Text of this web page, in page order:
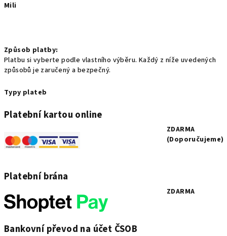
Mili
Způsob platby:
Platbu si vyberte podle vlastního výběru. Každý z níže uvedených
způsobů je zaručený a bezpečný.
Typy plateb
Platební kartou online
ZDARMA
(Doporučujeme)
Platební brána
ZDARMA
Bankovní převod na účet ČSOB